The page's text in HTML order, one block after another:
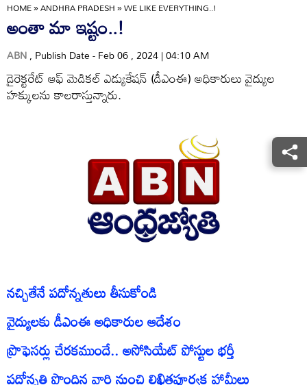
HOME»ANDHRA PRADESH»WE LIKE EVERYTHING..!
అంతా మా ఇష్టం..!
ABN, Publish Date - Feb 06 , 2024 | 04:10 AM
డైరెక్టరేట్‌ ఆఫ్‌ మెడికల్‌ ఎడ్యుకేషన్‌ (డీఎంఈ) అధికారులు వైద్యుల
హక్కులను కాలరాస్తున్నారు.
నచ్చితేనే పదోన్నతులు తీసుకోండి
వైద్యులకు డీఎంఈ అధికారుల ఆదేశం
ప్రొఫెసర్లు చేరకముందే.. అసోసియేట్‌ పోస్టుల భర్తీ
పదోన్నతి పొందిన వారి నుంచి లిఖితపూర్వక హామీలు